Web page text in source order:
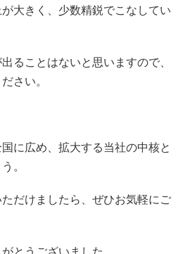
大きく、少数精鋭でこなしてい
ることはないと思いますので、
さい。
に広め、拡大する当社の中核と
。
だけましたら、ぜひお気軽にご